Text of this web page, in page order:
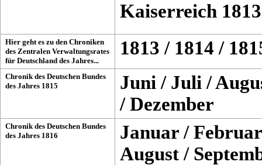
Kaiserreich 1813
Hier geht es zu den Chroniken
des Zentralen Verwaltungsrates
für Deutschland des Jahres...
1813 / 1814 /
Chronik des Deutschen Bundes
des Jahres 1815
Juni / Juli /
/Dezember
Chronik des Deutschen Bundes
des Jahres 1816
Januar /Februar
August /